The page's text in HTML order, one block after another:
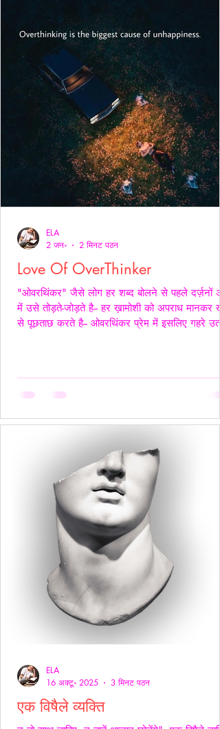
Love Of OverThinker
"ओवरथिंकर" जैसे लोग हर शब्द बोलने से पहले दर्ज़नों
में उसे तोड़ते-जोड़ते है-- हर ख़ामोशी को अपराध मानकर
से पूछताछ करते है-- ओवरथिंकर प्रेम में इसलिए गहरे
अपने प्रश्न सब चुपचाप स्थगित कर देते है-- ओवरथिंकर
ELA
2 जन॰
2 मिनट पठन
एक विषैले व्यक्ति
ELA
16 अक्टू॰ 2025
3 मिनट पठन